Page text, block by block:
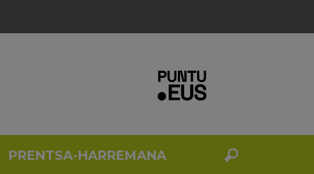
PRENTSA-HARREMANA